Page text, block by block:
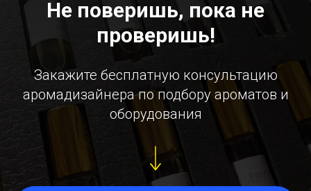
Не поверишь, пока не
проверишь!
Закажите бесплатную консультацию
аромадизайнера по подбору ароматов и
оборудования